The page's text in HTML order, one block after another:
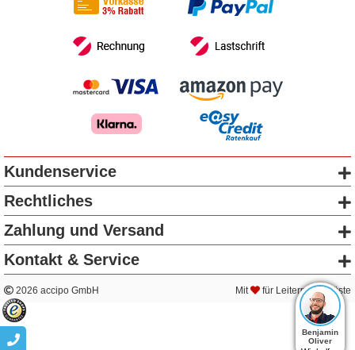
Kundenservice
Rechtliches
Zahlung und Versand
Kontakt & Service
2026 accipo GmbH Mit für Leitern & Gerüste
Benjamin
Oliver